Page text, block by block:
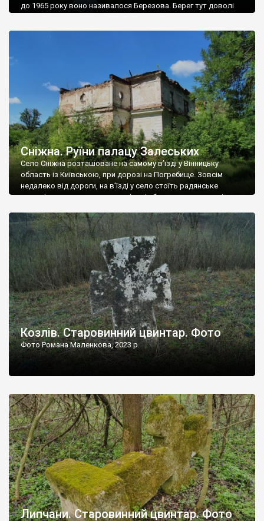
до 1965 року воно називалося Березова. Берег тут доволі
Наддністрянське відрізняється від більшості навколишніх
сіл. У селі є мурована Михайлівська церква. Точної дати […]
Сніжна. Руїни палацу Залеських
Село Сніжна розташоване на самому в’їзді у Вінницьку
область із Київською, при дорозі на Погребище. Зовсім
недалеко від дороги, на в’їзді у село стоїть радянське
рельєфне пано, яке показує жінку і яблуню, а трохи далі, десь
не видно, але видно дві стареньких колії у траві – […]
Козлів. Старовинний цвинтар. Фото
Фото Романа Маленкова, 2023 р.
Липчани. Старовинний цвинтар. Фото